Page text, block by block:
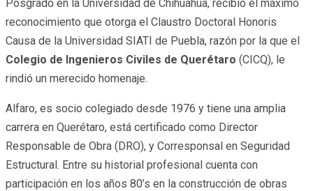
Posgrado en la Universidad de Chihuahua, recibió el máximo
reconocimiento que otorga el Claustro Doctoral Honoris
Causa de la Universidad SIATI de Puebla, razón por la que el
Colegio de Ingenieros Civiles de Querétaro (CICQ), le
rindió un merecido homenaje.
Alfaro, es socio colegiado desde 1976 y tiene una amplia
carrera en Querétaro, está certificado como Director
Responsable de Obra (DRO), y Corresponsal en Seguridad
Estructural. Entre su historial profesional cuenta con
participación en los años 80’s en la construcción de obras